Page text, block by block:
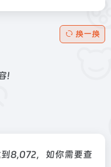
换一换
!
8,072，如你需要查